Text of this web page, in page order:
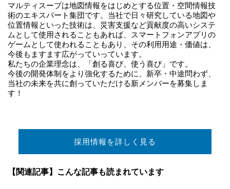
マルティスープは地図情報をはじめとする位置・空間情報技
術のエキスパート集団です。当社で日々研究している地図や
位置情報といった技術は、災害支援など貢献度の高いシステ
ムとして使用されることもあれば、スマートフォンアプリの
ゲームとして使われることもあり、その利用用途・価値は、
今後もますます広がっていっています。
私たちの企業理念は、「創る喜び、使う喜び」です。
今後の開発体制をより強化するために、新卒・中途問わず、
当社の未来を共に創っていただける新メンバーを募集しま
す！
採用情報を詳しく見る
【関連記事】こんな記事も読まれています